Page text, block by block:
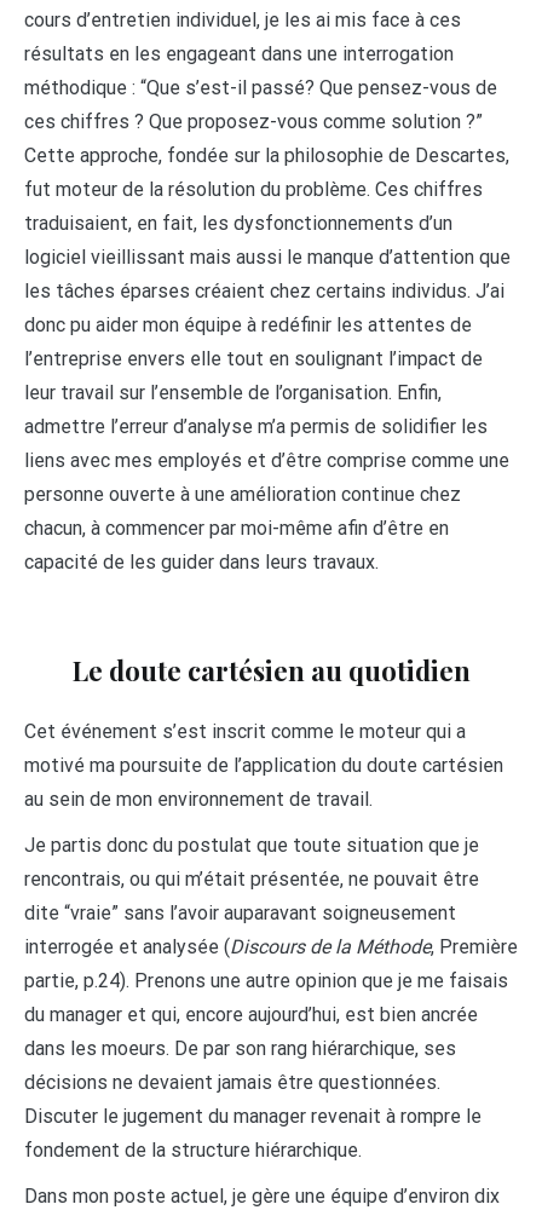
cours d’entretien individuel, je les ai mis face à ces
résultats en les engageant dans une interrogation
méthodique : “Que s’est-il passé? Que pensez-vous de
ces chiffres ? Que proposez-vous comme solution ?”
Cette approche, fondée sur la philosophie de Descartes,
fut moteur de la résolution du problème. Ces chiffres
traduisaient, en fait, les dysfonctionnements d’un
logiciel vieillissant mais aussi le manque d’attention que
les tâches éparses créaient chez certains individus. J’ai
donc pu aider mon équipe à redéfinir les attentes de
l’entreprise envers elle tout en soulignant l’impact de
leur travail sur l’ensemble de l’organisation. Enfin,
admettre l’erreur d’analyse m’a permis de solidifier les
liens avec mes employés et d’être comprise comme une
personne ouverte à une amélioration continue chez
chacun, à commencer par moi-même afin d’être en
capacité de les guider dans leurs travaux.
Le doute cartésien au quotidien
Cet événement s’est inscrit comme le moteur qui a
motivé ma poursuite de l’application du doute cartésien
au sein de mon environnement de travail.
Je partis donc du postulat que toute situation que je
rencontrais, ou qui m’était présentée, ne pouvait être
dite “vraie” sans l’avoir auparavant soigneusement
interrogée et analysée (Discours de la Méthode, Première
partie, p.24). Prenons une autre opinion que je me faisais
du manager et qui, encore aujourd’hui, est bien ancrée
dans les moeurs. De par son rang hiérarchique, ses
décisions ne devaient jamais être questionnées.
Discuter le jugement du manager revenait à rompre le
fondement de la structure hiérarchique.
Dans mon poste actuel, je gère une équipe d’environ dix